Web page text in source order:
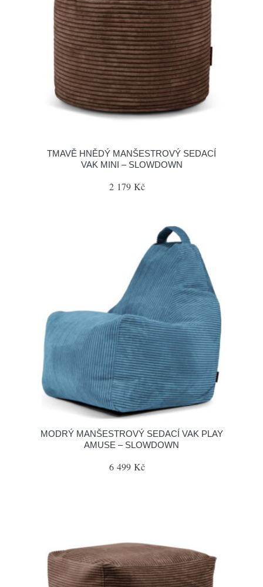
TMAVĚ HNĚDÝ MANŠESTROVÝ SEDACÍ
VAK MINI – SLOWDOWN
2 179 Kč
MODRÝ MANŠESTROVÝ SEDACÍ VAK PLAY
AMUSE – SLOWDOWN
6 499 Kč